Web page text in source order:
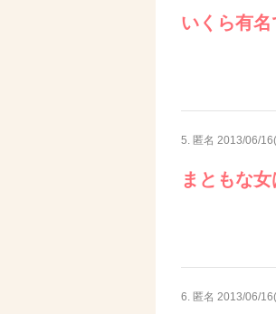
いくら有
5. 匿名 2013/06/
まともな
6. 匿名 2013/06/